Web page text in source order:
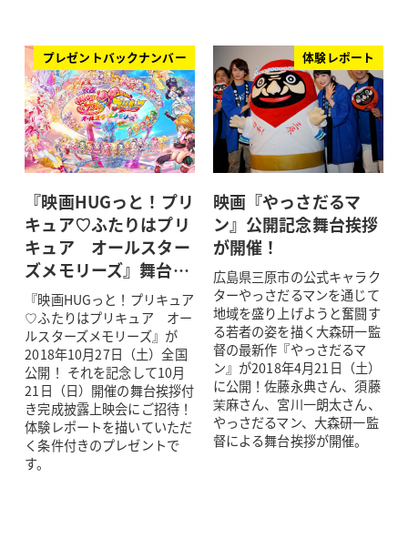
プレゼントバックナンバー
『映画HUGっと！プリ
キュア♡ふたりはプリ
キュア オールスター
ズメモリーズ』舞台…
『映画HUGっと！プリキュア
♡ふたりはプリキュア オー
ルスターズメモリーズ』が
2018年10月27日（土）全国
公開！ それを記念して10月
21日（日）開催の舞台挨拶付
き完成披露上映会にご招待！
体験レポートを描いていただ
く条件付きのプレゼントで
す。
体験レポート
映画『やっさだるマ
ン』公開記念舞台挨拶
が開催！
広島県三原市の公式キャラク
ターやっさだるマンを通じて
地域を盛り上げようと奮闘す
る若者の姿を描く大森研一監
督の最新作『やっさだるマ
ン』が2018年4月21日（土）
に公開！佐藤永典さん、須藤
茉麻さん、宮川一朗太さん、
やっさだるマン、大森研一監
督による舞台挨拶が開催。